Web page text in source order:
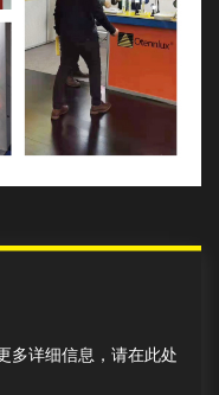
多详细信息，请在此处